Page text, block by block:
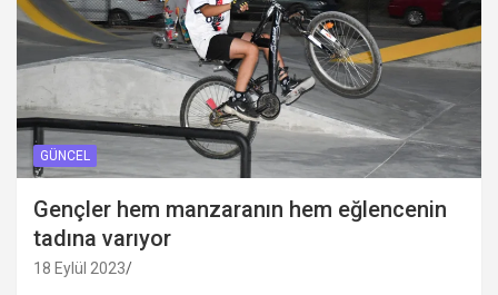
GÜNCEL
Gençler hem manzaranın hem eğlencenin
tadına varıyor
18 Eylül 2023